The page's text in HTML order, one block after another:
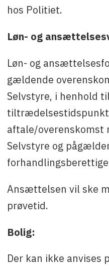
hos Politiet.
Løn- og
Løn- og
gældende
Selvstyre, i henhold
aftale/overenskomst
Selvstyre og
Ansættelsen vil ske
prøvetid.
Bolig:
Der kan ikke anvises